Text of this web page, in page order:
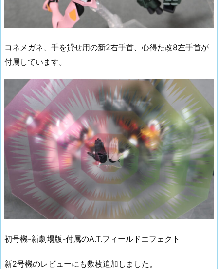
コネメガネ、手を貸せ用の新2右手首、心得た改8左手首が
付属しています。
初号機-新劇場版-付属のA.T.フィールドエフェクト
新2号機のレビューにも数枚追加しました。